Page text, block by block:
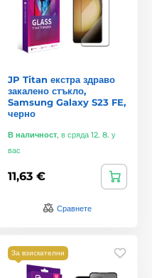
JP Titan екстра здраво
закалено стъкло,
Samsung Galaxy S23 FE,
черно
В наличност, в сряда 12. 8. у
вас
11,63 €
Сравнете
За взискателни